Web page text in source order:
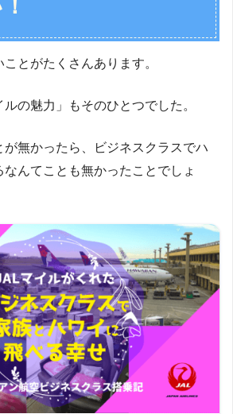
とがたくさんあります。
の魅力」もそのひとつでした。
が無かったら、ビジネスクラスでハ
んてことも無かったことでしょ